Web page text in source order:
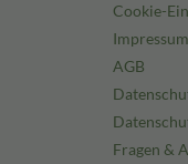
Cookie-
Impressum
AGB
Fragen &